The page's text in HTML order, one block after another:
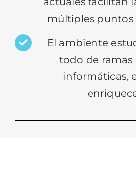
múltiples puntos
El ambiente
todo de ramas
informáticas,